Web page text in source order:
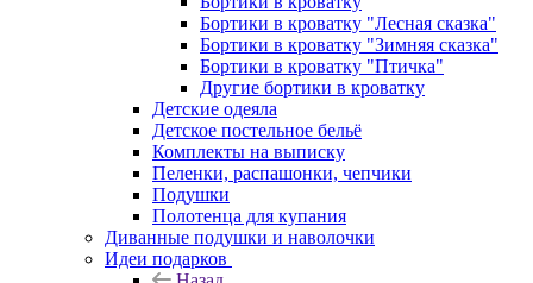
Бортики в кроватку "Лесная сказка"
Бортики в кроватку "Зимняя сказка"
Бортики в кроватку "Птичка"
Другие бортики в кроватку
Детские одеяла
Детское постельное бельё
Комплекты на выписку
Пеленки, распашонки, чепчики
Подушки
Полотенца для купания
Диванные подушки и наволочки
Идеи подарков